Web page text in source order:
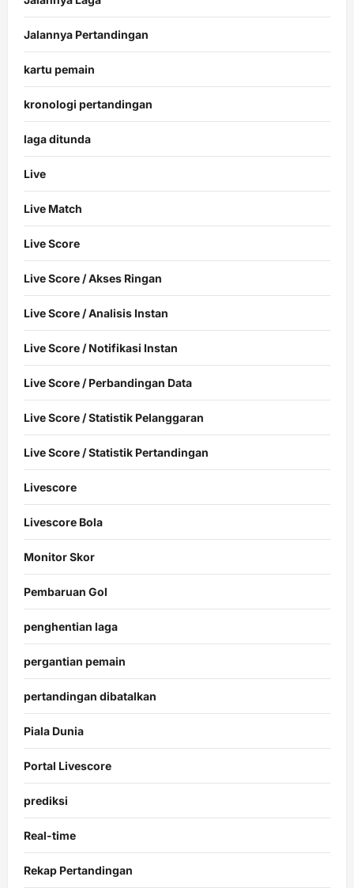
Jalannya Pertandingan
kartu pemain
kronologi pertandingan
laga ditunda
Live
Live Match
Live Score
Live Score / Akses Ringan
Live Score / Analisis Instan
Live Score / Notifikasi Instan
Live Score / Perbandingan Data
Live Score / Statistik Pelanggaran
Live Score / Statistik Pertandingan
Livescore
Livescore Bola
Monitor Skor
Pembaruan Gol
penghentian laga
pergantian pemain
pertandingan dibatalkan
Piala Dunia
Portal Livescore
prediksi
Real-time
Rekap Pertandingan